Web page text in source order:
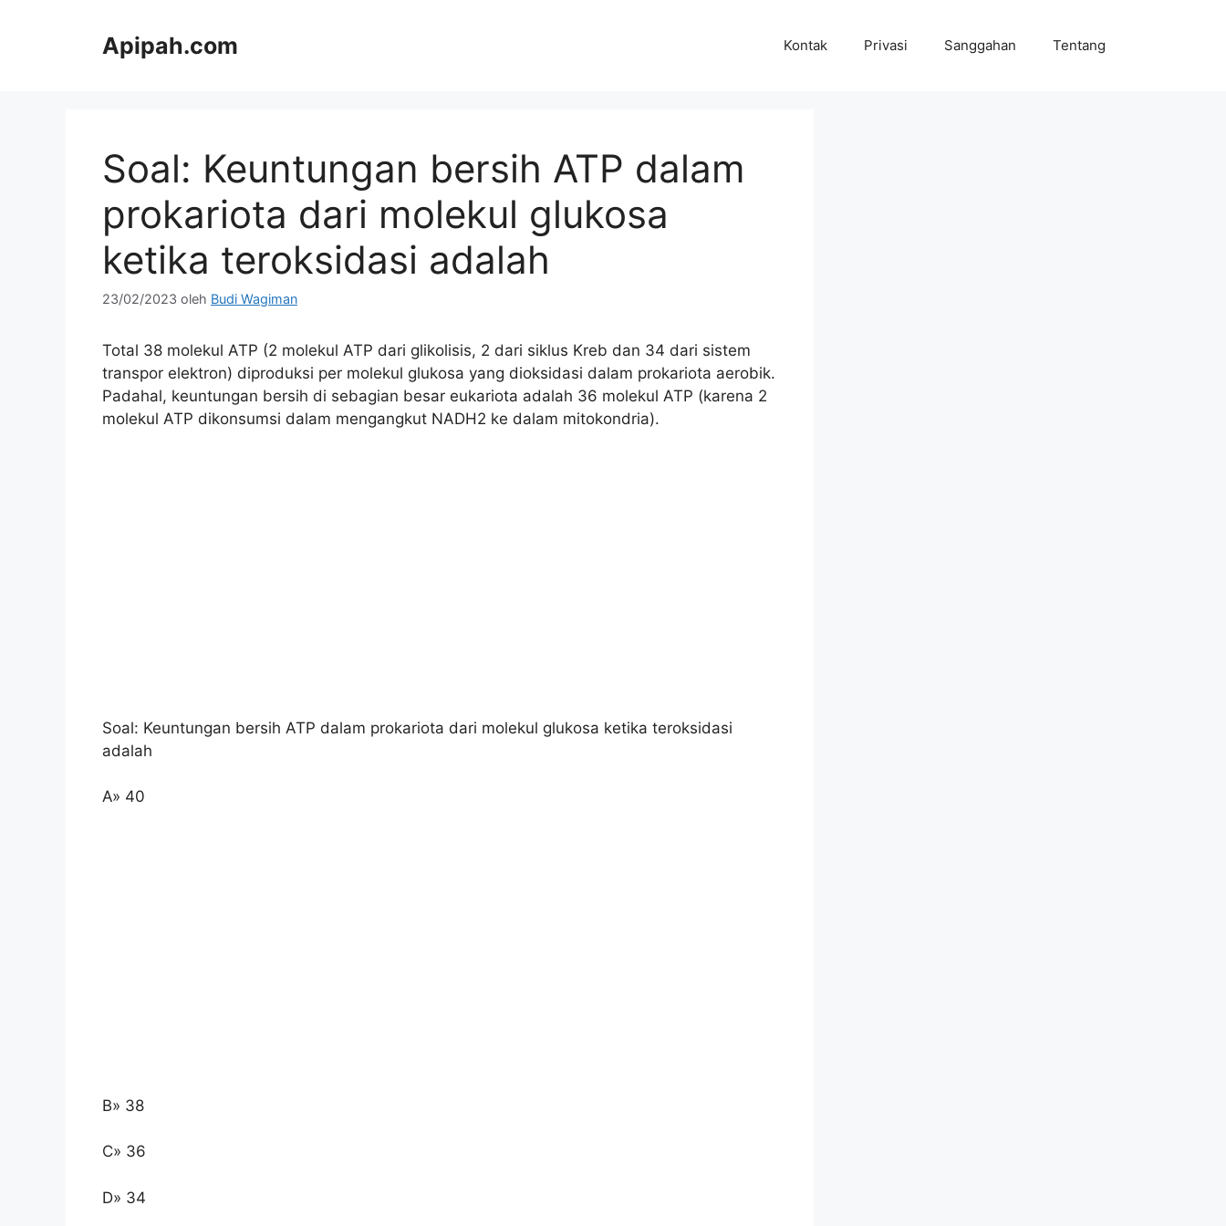
Apipah.com Kontak Privasi Sanggahan Tentang
Soal: Keuntungan bersih ATP dalam
prokariota dari molekul glukosa
ketika teroksidasi adalah
23/02/2023 oleh Budi Wagiman
Total 38 molekul ATP (2 molekul ATP dari glikolisis, 2 dari siklus Kreb dan 34 dari sistem
transpor elektron) diproduksi per molekul glukosa yang dioksidasi dalam prokariota aerobik.
Padahal, keuntungan bersih di sebagian besar eukariota adalah 36 molekul ATP (karena 2
molekul ATP dikonsumsi dalam mengangkut NADH2 ke dalam mitokondria).
Soal: Keuntungan bersih ATP dalam prokariota dari molekul glukosa ketika teroksidasi
adalah
A» 40
B» 38
C» 36
D» 34